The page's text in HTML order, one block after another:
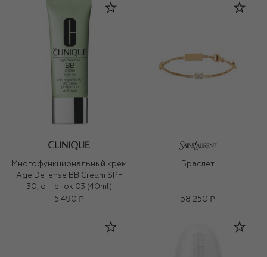
Многофункциональный крем
Age Defense BB Cream SPF
30, оттенок 03 (40ml)
5 490 ₽
Браслет
58 250 ₽